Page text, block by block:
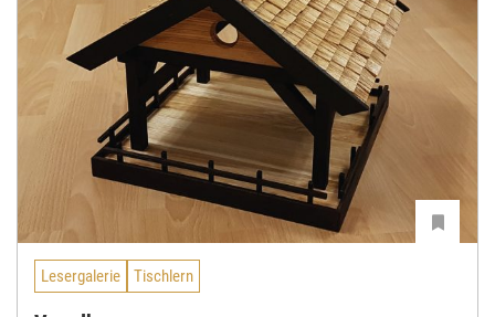
Lesergalerie Tischlern